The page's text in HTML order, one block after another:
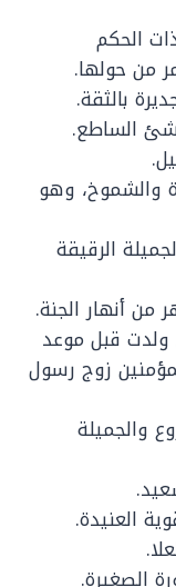
الحكم
من حولها.
بالثقة.
الساطع.
والشموخ، وهو
الرقيقة
أنهار الجنة.
ولدت قبل موعد
زوج رسول
والجميلة
العنيدة.
الصغيرة.